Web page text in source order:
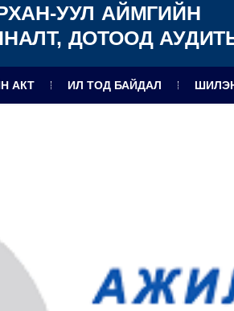
УУЛ АЙМГИЙН
ДОТООД
АКТ ИЛ ТОД БАЙДАЛ